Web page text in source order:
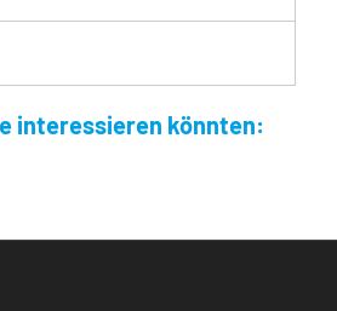
interessieren könnten: